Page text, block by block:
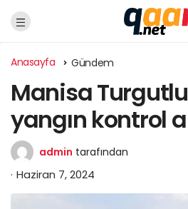
Anasayfa Gündem
Manisa
yangın kontrol
admin tarafından
Haziran 7, 2024